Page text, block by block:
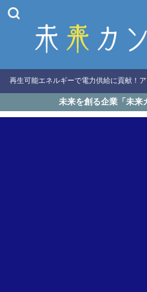
再生可能エネルギーで電力供給に貢献！
未来を創る企業「未来